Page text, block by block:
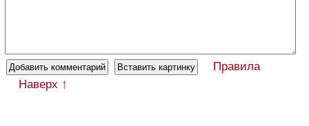
Правила
Наверх ↑